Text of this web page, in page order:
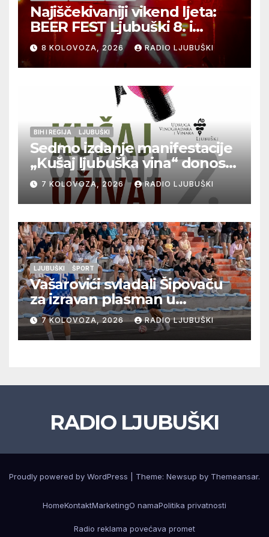
Najiščekivaniji vikend ljeta:
BEER FEST Ljubuški 8. i
9.kolovoza
8 KOLOVOZA, 2026 RADIO LJUBUŠKI
BIH I REGIJA LJUBUŠKI
Sedmo izdanje manifestacije
„Kušaj ljubuška vina“ donosi
vrhunska vina, gastronomiju i
glazbu
7 KOLOVOZA, 2026 RADIO LJUBUŠKI
LJUBUŠKI ŠPORT
Vašarovići svladali Šipovaču
za izravan plasman u
četvrtfinale, Grab izborio
prolazak dalje, Klobuk ispao,
večeras počinje četvrtfinale
7 KOLOVOZA, 2026 RADIO LJUBUŠKI
RADIO LJUBUŠKI
Proudly powered by WordPress Theme: Newsup by Themeansar.
HomeKontaktMarketingO namaPolitika privatnosti
Radio reklama povećava promet